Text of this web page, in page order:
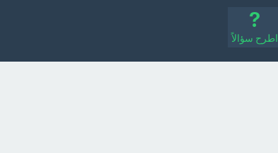
اطرح سؤالاً